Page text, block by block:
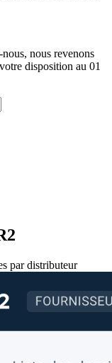
nous revenons
disposition au 01
par distributeur